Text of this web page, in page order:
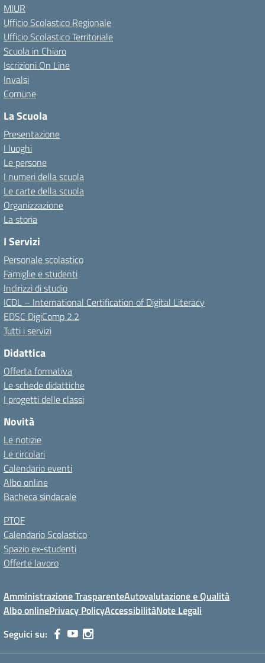
MIUR
Ufficio Scolastico Regionale
Ufficio Scolastico Territoriale
Scuola in Chiaro
Iscrizioni On Line
Invalsi
Comune
La Scuola
Presentazione
I luoghi
Le persone
I numeri della scuola
Le carte della scuola
Organizzazione
La storia
I Servizi
Personale scolastico
Famiglie e studenti
Indirizzi di studio
ICDL – International Certification of Digital Literacy
EDSC DigiComp 2.2
Tutti i servizi
Didattica
Offerta formativa
Le schede didattiche
I progetti delle classi
Novità
Le notizie
Le circolari
Calendario eventi
Albo online
Bacheca sindacale
PTOF
Calendario Scolastico
Spazio ex-studenti
Offerte lavoro
Amministrazione TrasparenteAutovalutazione e Qualità
Albo onlinePrivacy PolicyAccessibilitàNote Legali
Seguici su: